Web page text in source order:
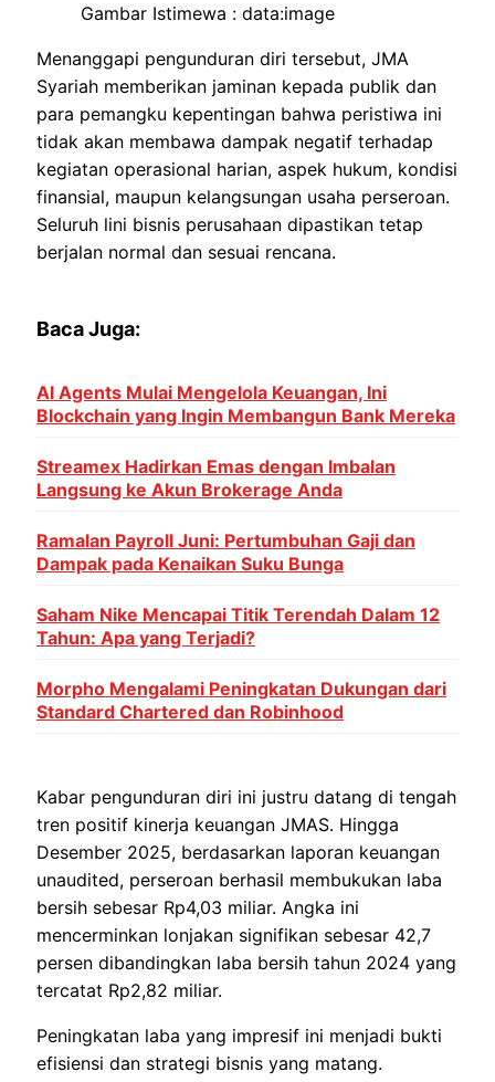
Gambar Istimewa : data:image
Menanggapi pengunduran diri tersebut, JMA
Syariah memberikan jaminan kepada publik dan
para pemangku kepentingan bahwa peristiwa ini
tidak akan membawa dampak negatif terhadap
kegiatan operasional harian, aspek hukum, kondisi
finansial, maupun kelangsungan usaha perseroan.
Seluruh lini bisnis perusahaan dipastikan tetap
berjalan normal dan sesuai rencana.
Baca Juga:
AI Agents Mulai Mengelola Keuangan, Ini
Blockchain yang Ingin Membangun Bank Mereka
Streamex Hadirkan Emas dengan Imbalan
Langsung ke Akun Brokerage Anda
Ramalan Payroll Juni: Pertumbuhan Gaji dan
Dampak pada Kenaikan Suku Bunga
Saham Nike Mencapai Titik Terendah Dalam 12
Tahun: Apa yang Terjadi?
Morpho Mengalami Peningkatan Dukungan dari
Standard Chartered dan Robinhood
Kabar pengunduran diri ini justru datang di tengah
tren positif kinerja keuangan JMAS. Hingga
Desember 2025, berdasarkan laporan keuangan
unaudited, perseroan berhasil membukukan laba
bersih sebesar Rp4,03 miliar. Angka ini
mencerminkan lonjakan signifikan sebesar 42,7
persen dibandingkan laba bersih tahun 2024 yang
tercatat Rp2,82 miliar.
Peningkatan laba yang impresif ini menjadi bukti
efisiensi dan strategi bisnis yang matang.